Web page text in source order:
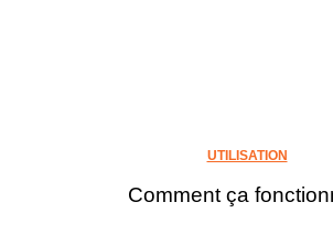
UTILISATION
Comment ça